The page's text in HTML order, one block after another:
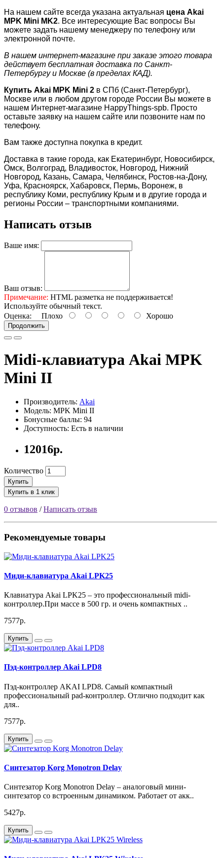
На нашем сайте всегда указана актуальная цена Akai
MPK Mini MK2. Все интересующие Вас вопросы Вы
можете задать нашему менеджеру по телефону или
электронной почте.
В нашем интернет-магазине при заказе этого товара
действует бесплатная доставка по Санкт-
Петербургу и Москве (в пределах КАД).
Купить Akai MPK Mini 2 в СПб (Санкт-Петербург),
Москве или в любом другом городе России Вы можете в
нашем Интернет-магазине HappyThings-spb. Просто
оставьте заявку на нашем сайте или позвоните нам по
телефону.
Вам также доступна покупка в кредит.
Доставка в такие города, как Екатеринбург, Новосибирск,
Омск, Волгоград, Владивосток, Новгород, Нижний
Новгород, Казань, Самара, Челябинск, Ростов-на-Дону,
Уфа, Красноярск, Хабаровск, Пермь, Воронеж, в
республику Коми, республику Крым и в другие города и
регионы России – транспортными компаниями.
Написать отзыв
Ваше имя:
Ваш отзыв:
Примечание: HTML разметка не поддерживается!
Используйте обычный текст.
Оценка: Плохо Хорошо
Продолжить
Midi-клавиатура Akai MPK
Mini II
Производитель: Akai
Модель: MPK Mini II
Бонусные баллы: 94
Доступность: Есть в наличии
12016р.
Количество
Купить
Купить в 1 клик
0 отзывов /Написать отзыв
Рекомендуемые товары
Миди-клавиатура Akai LPK25
Клавиатура Akai LPK25 – это профессиональный midi-
контроллер.При массе в 500 гр. и очень компактных ..
7577р.
Купить
Пэд-контроллер Akai LPD8
Пэд-контроллер AKAI LPD8. Самый компактный
профессиональный pad-контроллер. Отлично подходит как
для..
7577р.
Купить
Синтезатор Korg Monotron Delay
Синтезатор Korg Monotron Delay – аналоговый мини-
синтезатор со встроенным динамиком. Работает от акк..
5427р.
Купить